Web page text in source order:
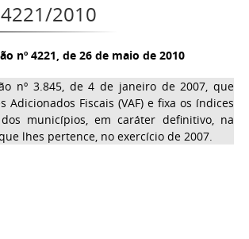
2010
nº 4221, de 26 de maio de 2010
nº 3.845, de 4 de janeiro de 2007, que
Adicionados Fiscais (VAF) e fixa os índices
municípios, em caráter definitivo, na
lhes pertence, no exercício de 2007.